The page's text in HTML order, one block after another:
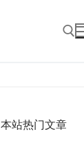
本站热门文章